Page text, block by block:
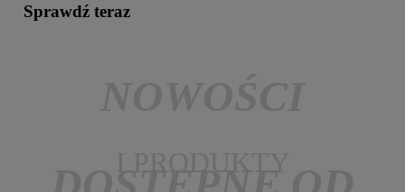
Sprawdź teraz